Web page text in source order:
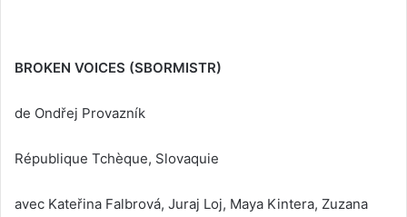
BROKEN VOICES (SBORMISTR)
de Ondřej Provazník
République Tchèque, Slovaquie
avec Kateřina Falbrová, Juraj Loj, Maya Kintera, Zuzana